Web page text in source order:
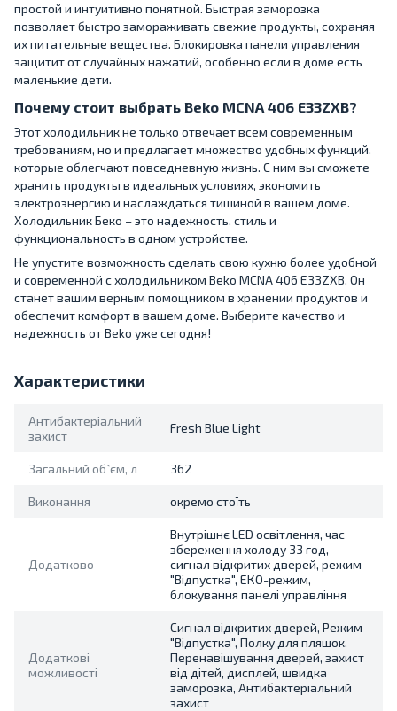
простой и интуитивно понятной. Быстрая заморозка
позволяет быстро замораживать свежие продукты, сохраняя
их питательные вещества. Блокировка панели управления
защитит от случайных нажатий, особенно если в доме есть
маленькие дети.
Почему стоит выбрать Beko MCNA 406 E33ZXB?
Этот холодильник не только отвечает всем современным
требованиям, но и предлагает множество удобных функций,
которые облегчают повседневную жизнь. С ним вы сможете
хранить продукты в идеальных условиях, экономить
электроэнергию и наслаждаться тишиной в вашем доме.
Холодильник Беко – это надежность, стиль и
функциональность в одном устройстве.
Не упустите возможность сделать свою кухню более удобной
и современной с холодильником Beko MCNA 406 E33ZXB. Он
станет вашим верным помощником в хранении продуктов и
обеспечит комфорт в вашем доме. Выберите качество и
надежность от Beko уже сегодня!
Характеристики
Антибактеріальний
захист
Fresh Blue Light
Загальний об`єм, л 362
Виконання окремо стоїть
Додатково
Внутрішнє LED освітлення, час
збереження холоду 33 год,
сигнал відкритих дверей, режим
"Відпустка", ЕКО-режим,
блокування панелі управління
Додаткові
можливості
Сигнал відкритих дверей, Режим
"Відпустка", Полку для пляшок,
Перенавішування дверей, захист
від дітей, дисплей, швидка
заморозка, Антибактеріальний
захист